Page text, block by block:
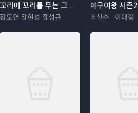
꼬리에 꼬리를 무는 그날 이야기
장도연 장현성 장성규
야구여왕 시즌2
추신수 이대형